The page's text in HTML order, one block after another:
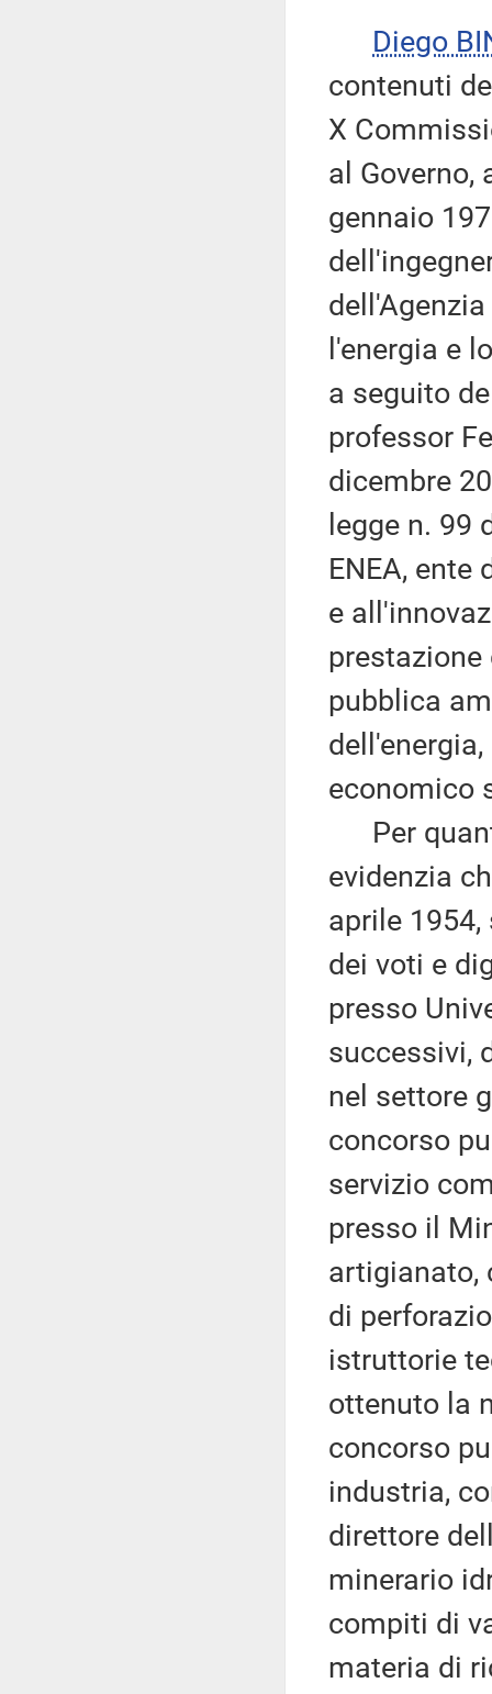
Diego
contenuti
X
al Governo,
gennaio
l'energia e
a seguito
professor
dicembre
legge n. 99
ENEA,
e
pubblica
economico
Per
evidenzia
aprile
dei voti e
presso
successivi,
nel settore
concorso
servizio
presso il
artigianato,
di
istruttorie
ottenuto la
concorso
industria,
direttore
minerario
compiti di
materia di